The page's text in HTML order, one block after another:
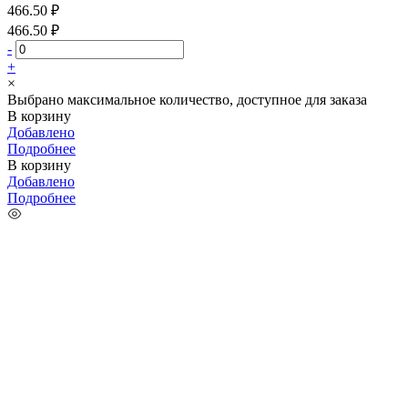
466.50 ₽
466.50 ₽
-
+
×
Выбрано максимальное количество, доступное для заказа
В корзину
Добавлено
Подробнее
В корзину
Добавлено
Подробнее